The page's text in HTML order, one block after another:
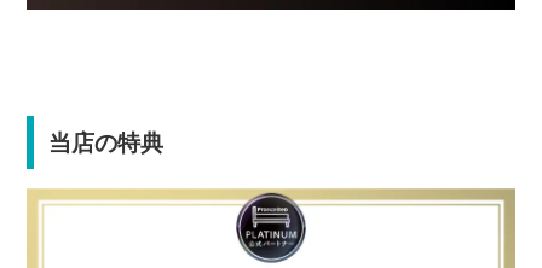
当店の特典